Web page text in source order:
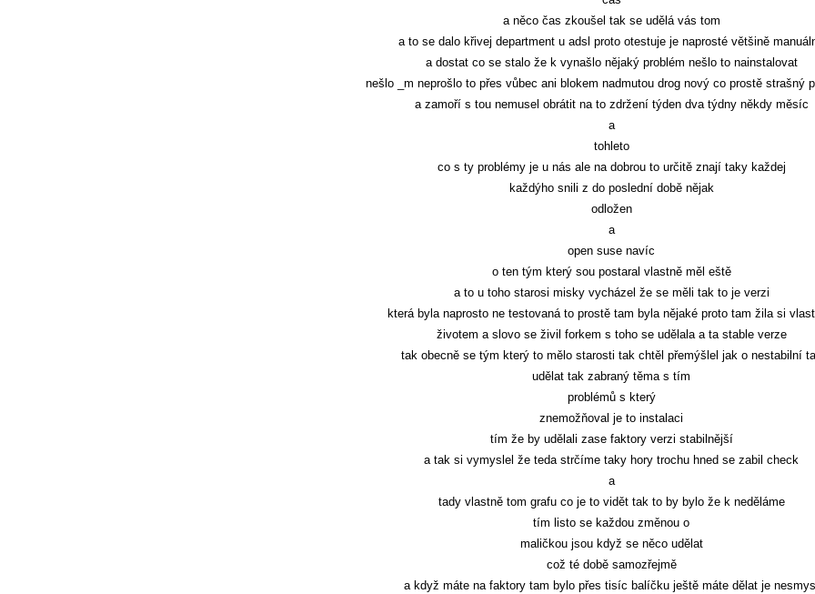
a něco čas zkoušel tak se udělá vás tom
a to se dalo křivej department u adsl proto otestuje je naprosté většině
a dostat co se stalo že k vynašlo nějaký problém nešlo to nainstalovat
nešlo _m neprošlo to přes vůbec ani blokem nadmutou drog nový co prostě strašný
a zamoří s tou nemusel obrátit na to zdržení týden dva týdny někdy měsíc
a
tohleto
co s ty problémy je u nás ale na dobrou to určitě znají taky každej
každýho snili z do poslední době nějak
odložen
a
open suse navíc
o ten tým který sou postaral vlastně měl eště
a to u toho starosi misky vycházel že se měli tak to je verzi
která byla naprosto ne testovaná to prostě tam byla nějaké proto tam žila si
životem a slovo se živil forkem s toho se udělala a ta stable verze
tak obecně se tým který to mělo starosti tak chtěl přemýšlel jak o nestabilní
udělat tak zabraný těma s tím
problémů s který
znemožňoval je to instalaci
tím že by udělali zase faktory verzi stabilnější
a tak si vymyslel že teda strčíme taky hory trochu hned se zabil check
a
tady vlastně tom grafu co je to vidět tak to by bylo že k neděláme
tím listo se každou změnou o
maličkou jsou když se něco udělat
což té době samozřejmě
a když máte na faktory tam bylo přes tisíc balíčku ještě máte dělat je nesmysl